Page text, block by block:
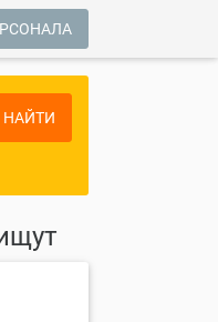
НАЙТИ